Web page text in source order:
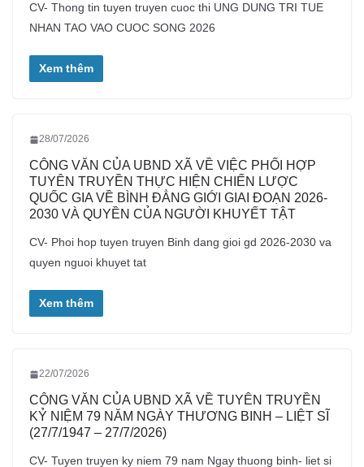
CV- Thong tin tuyen truyen cuoc thi UNG DUNG TRI TUE
NHAN TAO VAO CUOC SONG 2026
Xem thêm
28/07/2026
CÔNG VĂN CỦA UBND XÃ VỀ VIỆC PHỐI HỢP
TUYÊN TRUYỀN THỰC HIỆN CHIẾN LƯỢC
QUỐC GIA VỀ BÌNH ĐẲNG GIỚI GIAI ĐOẠN 2026-
2030 VÀ QUYỀN CỦA NGƯỜI KHUYẾT TẬT
CV- Phoi hop tuyen truyen Binh dang gioi gd 2026-2030 va
quyen nguoi khuyet tat
Xem thêm
22/07/2026
CÔNG VĂN CỦA UBND XÃ VỀ TUYÊN TRUYỀN
KỶ NIỆM 79 NĂM NGÀY THƯƠNG BINH – LIỆT SĨ
(27/7/1947 – 27/7/2026)
CV- Tuyen truyen ky niem 79 nam Ngay thuong binh- liet si